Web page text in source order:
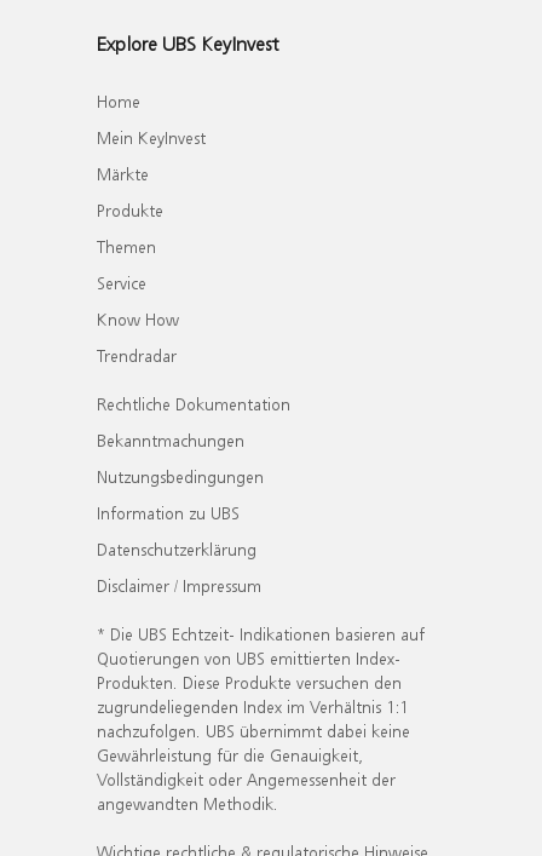
Explore UBS KeyInvest
Home
Mein KeyInvest
Märkte
Produkte
Themen
Service
Know How
Trendradar
Rechtliche Dokumentation
Bekanntmachungen
Nutzungsbedingungen
Information zu UBS
Datenschutzerklärung
Disclaimer / Impressum
* Die UBS Echtzeit- Indikationen basieren auf
Quotierungen von UBS emittierten Index-
Produkten. Diese Produkte versuchen den
zugrundeliegenden Index im Verhältnis 1:1
nachzufolgen. UBS übernimmt dabei keine
Gewährleistung für die Genauigkeit,
Vollständigkeit oder Angemessenheit der
angewandten Methodik.